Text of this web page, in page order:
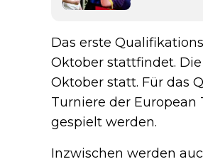
Das erste
Oktober stattfindet.
Oktober statt. Für das
Turniere der
gespielt werden.
Inzwischen werden